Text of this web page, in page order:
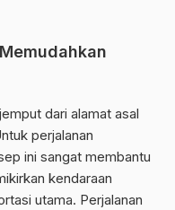
dari alamat asal
perjalanan
ini sangat membantu
kendaraan
utama. Perjalanan